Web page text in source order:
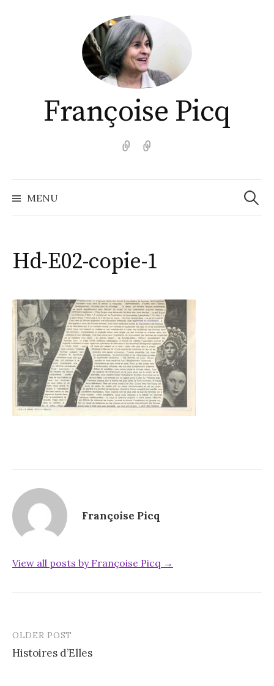
Françoise Picq
English
MENU
Hd-E02-copie-1
Françoise Picq
View all posts by Françoise Picq →
Post
navigation
OLDER POST
Histoires d’Elles